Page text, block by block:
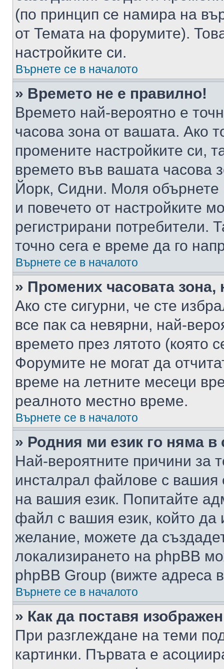
(по принцип се намира на
от Темата на форумите).
настройките си.
Върнете се в началото
» Времето не е правилно!
Времето най-вероятно е
часова зона от вашата. Ако
промените настройките си,
времето във вашата
Йорк, Сидни. Моля обърнете
и повечето от настройките
регистрирани потребители.
точно сега е време да го
Върнете се в началото
» Промених часовата
Ако сте сигурни, че сте
все пак са невярни, най-
времето през лятото (която
Форумите не могат да
време на летните месеци
реалното местно време.
Върнете се в началото
» Родния ми език го няма в
Най-вероятните причини за
инсталрал файлове с вашия
на вашия език. Попитайте
файл с вашия език, който да
желание, можете да
локализирането на phpBB
phpBB Group (вижте адреса
Върнете се в началото
» Как да поставя
При разглеждане на теми
картинки. Първата е